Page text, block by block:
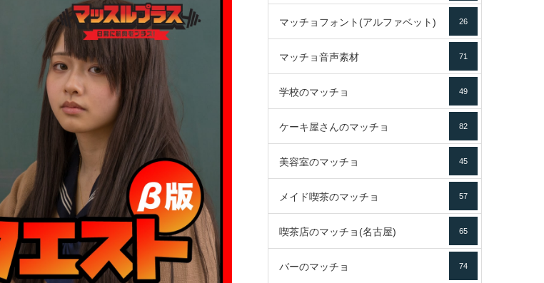
マッチョフォント(アルファベット) 26
マッチョ音声素材 71
学校のマッチョ 49
ケーキ屋さんのマッチョ 82
美容室のマッチョ 45
メイド喫茶のマッチョ 57
喫茶店のマッチョ(名古屋) 65
バーのマッチョ 74